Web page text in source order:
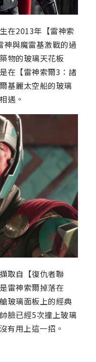
在2013年【雷神索
神與魔雷基激戰的過
物的玻璃天花板
在【雷神索爾3：諸
基麗太空船的玻璃
遇。
取自【復仇者聯
雷神索爾掉落在
玻璃面板上的經典
臉已經5次撞上玻璃
有用上這一招。